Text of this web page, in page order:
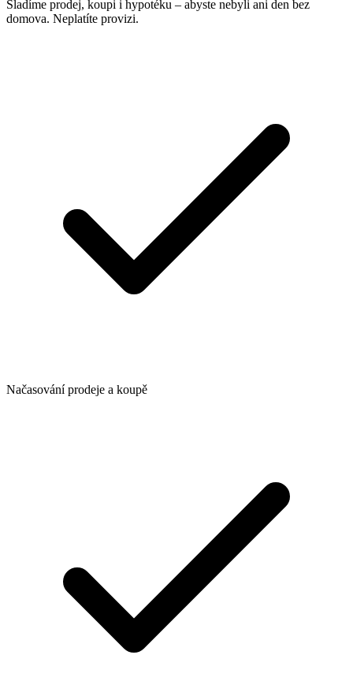
Sladíme prodej, koupi i hypotéku – abyste nebyli ani den bez
domova. Neplatíte provizi.
Načasování prodeje a koupě